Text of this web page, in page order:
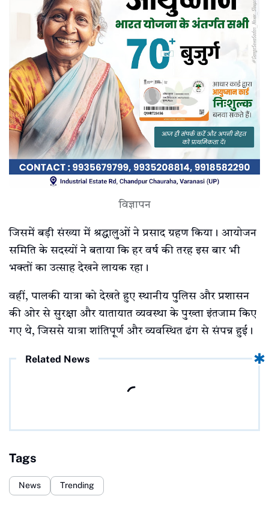
विज्ञापन
जिसमें बड़ी संख्या में श्रद्धालुओं ने प्रसाद ग्रहण किया। आयोजन
समिति के सदस्यों ने बताया कि हर वर्ष की तरह इस बार भी
भक्तों का उत्साह देखने लायक रहा।
वहीं, पालकी यात्रा को देखते हुए स्थानीय पुलिस और प्रशासन
की ओर से सुरक्षा और यातायात व्यवस्था के पुख्ता इंतजाम किए
गए थे, जिससे यात्रा शांतिपूर्ण और व्यवस्थित ढंग से संपन्न हुई।
Related News
Tags
News Trending